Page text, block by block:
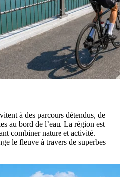
à des parcours détendus, de
au bord de l’eau. La région est
combiner nature et activité.
le fleuve à travers de superbes